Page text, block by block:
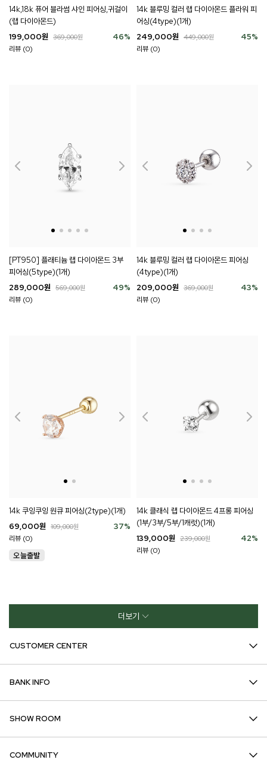
14k,18k 퓨어 블라썸 샤인 피어싱,귀걸이
(랩 다이아몬드)
46%
199,000원 369,000원
리뷰 (0)
14k 블루밍 컬러 랩 다이아몬드 플라워 피
어싱(4type)(1개)
45%
249,000원 449,000원
리뷰 (0)
[PT950] 플래티늄 랩 다이아몬드 3부
피어싱(5type)(1개)
49%
289,000원 569,000원
리뷰 (0)
14k 블루밍 컬러 랩 다이아몬드 피어싱
(4type)(1개)
43%
209,000원 369,000원
리뷰 (0)
14k 쿠잉쿠잉 원큐 피어싱(2type)(1개)
37%
69,000원 109,000원
리뷰 (0)
14k 클래식 랩 다이아몬드 4프롱 피어싱
(1부/3부/5부/1캐럿)(1개)
42%
139,000원 239,000원
리뷰 (0)
더보기
CUSTOMER CENTER
BANK INFO
SHOW ROOM
COMMUNITY